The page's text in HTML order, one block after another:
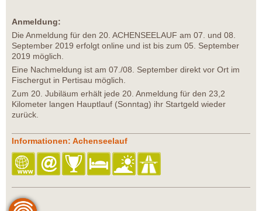
Anmeldung:
Die Anmeldung für den 20. ACHENSEELAUF am 07. und 08.
September 2019 erfolgt online und ist bis zum 05. September
2019 möglich.
Eine Nachmeldung ist am 07./08. September direkt vor Ort im
Fischergut in Pertisau möglich.
Zum 20. Jubiläum erhält jede 20. Anmeldung für den 23,2
Kilometer langen Hauptlauf (Sonntag) ihr Startgeld wieder
zurück.
Informationen: Achenseelauf